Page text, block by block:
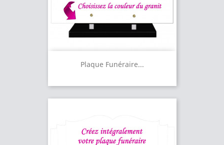
Plaque Funéraire...